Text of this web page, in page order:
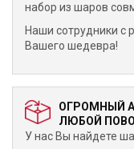
набор из шаров
Наши сотрудники с
Вашего шедевра!
ОГРОМНЫЙ
ЛЮБОЙ
У нас Вы найдете